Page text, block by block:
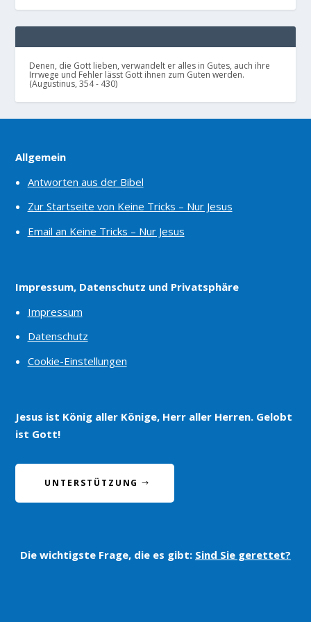
Denen, die Gott lieben, verwandelt er alles in Gutes, auch ihre
Irrwege und Fehler lässt Gott ihnen zum Guten werden.
(Augustinus, 354 - 430)
Allgemein
Antworten aus der Bibel
Zur Startseite von Keine Tricks – Nur Jesus
Email an Keine Tricks – Nur Jesus
Impressum, Datenschutz und Privatsphäre
Impressum
Datenschutz
Cookie-Einstellungen
Jesus ist König aller Könige, Herr aller Herren. Gelobt
ist Gott!
UNTERSTÜTZUNG
Die wichtigste Frage, die es gibt: Sind Sie gerettet?